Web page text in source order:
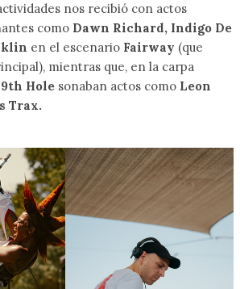
nos recibió con actos
como Dawn Richard, Indigo De
en el escenario Fairway (que
mientras que, en la carpa
Hole sonaban actos como Leon
Trax.